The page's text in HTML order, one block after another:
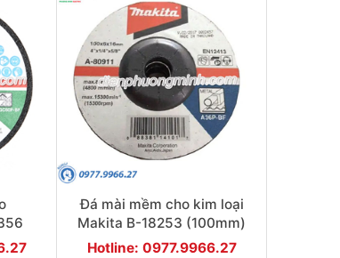
Đá mài mềm cho kim loại
Makita B-18253 (100mm)
Hotline: 0977.9966.27